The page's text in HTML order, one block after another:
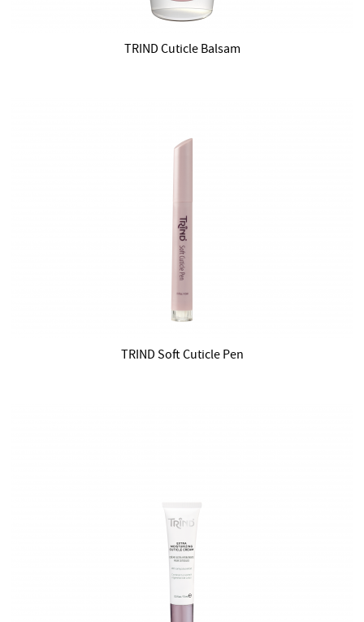
TRIND Cuticle Balsam
TRIND Soft Cuticle Pen